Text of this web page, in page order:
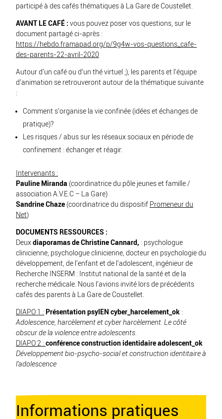
participé à des cafés thématiques à La Gare de Coustellet.
AVANT LE CAFÉ : vous pouvez poser vos questions, sur le
document partagé ci-après :
https://hebdo.framapad.org/p/9g4w-vos-questions_cafe-
des-parents-22-avril-2020
Autour d’un café ou d’un thé virtuel ;), les parents et l’équipe
d’animation se retrouveront autour de la thématique suivante
:
Comment s’organise la vie confinée (idées et échanges de
pratique)?
Les risques / abus sur les réseaux sociaux en période de
confinement : échanger et réagir.
Intervenants :
Pauline Miranda (coordinatrice du pôle jeunes et famille /
association A.V.E.C – La Gare)
Sandrine Chaze (coordinatrice du dispositif Promeneur du
Net)
DOCUMENTS RESSOURCES :
Deuxdiaporamas de Christine Cannard, : psychologue
clinicienne, psychologue clinicienne, docteur en psychologie du
développement, de l’enfant et de l’adolescent, ingénieur de
Recherche INSERM : Institut national de la santé et de la
recherche médicale. Nous l’avions invité lors de précédents
cafés des parents à La Gare de Coustellet.
DIAPO 1 : Présentation psyIEN cyber_harcelement_ok :
Adolescence, harcèlement et cyber harcèlement. Le côté
obscur de la violence entre adolescents.
DIAPO 2 : conférence construction identidaire adolescent_ok
Développement bio-psycho-social et construction identitaire à
l’adolescence
Informations pratiques